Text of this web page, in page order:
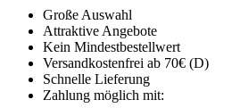
Große Auswahl
Attraktive Angebote
Kein Mindestbestellwert
Versandkostenfrei ab 70€ (D)
Schnelle Lieferung
Zahlung möglich mit: